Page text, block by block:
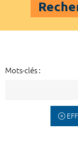
Mots-clés :